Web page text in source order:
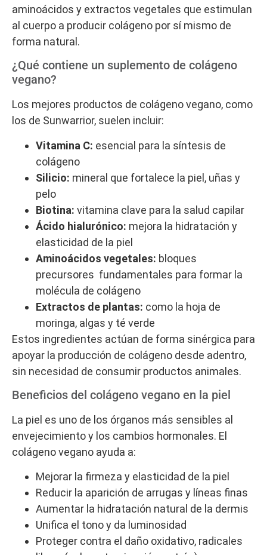
aminoácidos y extractos vegetales que estimulan
al cuerpo a producir colágeno por sí mismo de
forma natural.
¿Qué contiene un suplemento de colágeno
vegano?
Los mejores productos de colágeno vegano, como
los de Sunwarrior, suelen incluir:
Vitamina C: esencial para la síntesis de
colágeno
Silicio: mineral que fortalece la piel, uñas y
pelo
Biotina: vitamina clave para la salud capilar
Ácido hialurónico: mejora la hidratación y
elasticidad de la piel
Aminoácidos vegetales: bloques
precursores fundamentales para formar la
molécula de colágeno
Extractos de plantas: como la hoja de
moringa, algas y té verde
Estos ingredientes actúan de forma sinérgica para
apoyar la producción de colágeno desde adentro,
sin necesidad de consumir productos animales.
Beneficios del colágeno vegano en la piel
La piel es uno de los órganos más sensibles al
envejecimiento y los cambios hormonales. El
colágeno vegano ayuda a:
Mejorar la firmeza y elasticidad de la piel
Reducir la aparición de arrugas y líneas finas
Aumentar la hidratación natural de la dermis
Unifica el tono y da luminosidad
Proteger contra el daño oxidativo, radicales